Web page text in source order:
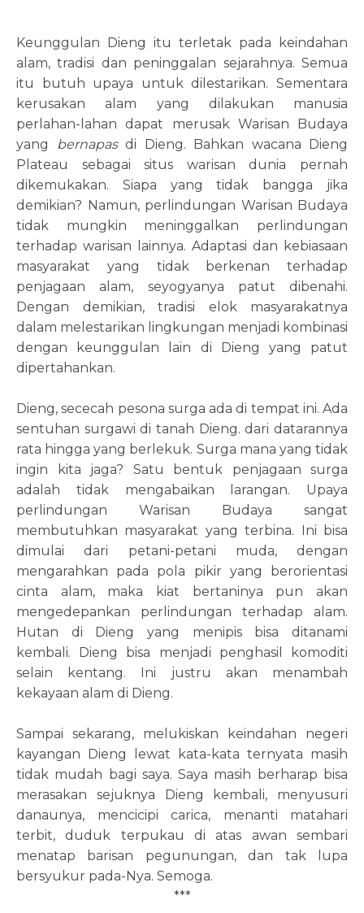
Keunggulan Dieng itu terletak pada keindahan
alam, tradisi dan peninggalan sejarahnya. Semua
itu butuh upaya untuk dilestarikan. Sementara
kerusakan alam yang dilakukan manusia
perlahan-lahan dapat merusak Warisan Budaya
yang bernapas di Dieng. Bahkan wacana Dieng
Plateau sebagai situs warisan dunia pernah
dikemukakan. Siapa yang tidak bangga jika
demikian? Namun, perlindungan Warisan Budaya
tidak mungkin meninggalkan perlindungan
terhadap warisan lainnya. Adaptasi dan kebiasaan
masyarakat yang tidak berkenan terhadap
penjagaan alam, seyogyanya patut dibenahi.
Dengan demikian, tradisi elok masyarakatnya
dalam melestarikan lingkungan menjadi kombinasi
dengan keunggulan lain di Dieng yang patut
dipertahankan.
Dieng, sececah pesona surga ada di tempat ini. Ada
sentuhan surgawi di tanah Dieng. dari datarannya
rata hingga yang berlekuk. Surga mana yang tidak
ingin kita jaga? Satu bentuk penjagaan surga
adalah tidak mengabaikan larangan. Upaya
perlindungan Warisan Budaya sangat
membutuhkan masyarakat yang terbina. Ini bisa
dimulai dari petani-petani muda, dengan
mengarahkan pada pola pikir yang berorientasi
cinta alam, maka kiat bertaninya pun akan
mengedepankan perlindungan terhadap alam.
Hutan di Dieng yang menipis bisa ditanami
kembali. Dieng bisa menjadi penghasil komoditi
selain kentang. Ini justru akan menambah
kekayaan alam di Dieng.
Sampai sekarang, melukiskan keindahan negeri
kayangan Dieng lewat kata-kata ternyata masih
tidak mudah bagi saya. Saya masih berharap bisa
merasakan sejuknya Dieng kembali, menyusuri
danaunya, mencicipi carica, menanti matahari
terbit, duduk terpukau di atas awan sembari
menatap barisan pegunungan, dan tak lupa
bersyukur pada-Nya. Semoga.
***